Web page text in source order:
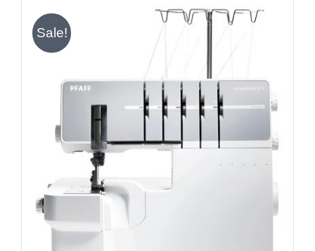
Sale!
IN DEN WARENKORB DETAILS